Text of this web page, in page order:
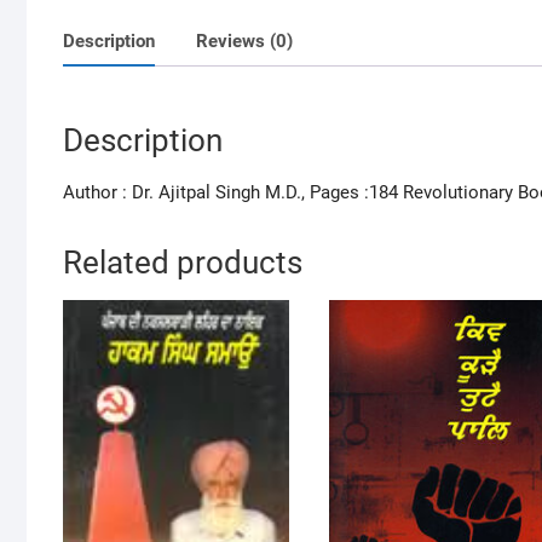
Description Reviews (0)
Description
Author : Dr. Ajitpal Singh M.D., Pages :184 Revolutionary
Related products